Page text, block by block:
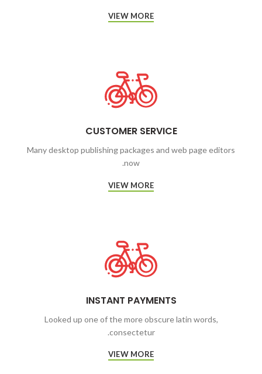
VIEW MORE
CUSTOMER SERVICE
Many desktop publishing packages and web page editors
now.
VIEW MORE
INSTANT PAYMENTS
Looked up one of the more obscure latin words,
consectetur.
VIEW MORE